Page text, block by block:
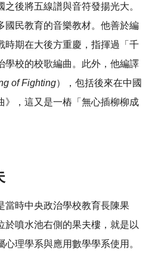
後將五線譜與音符發揚光大。
國民教育的音樂教材。他善於編
時期在大後方重慶，指揮過「千
學校的校歌編曲。此外，他編譯
of Fighting），包括後來在中國
》，這又是一樁「無心插柳柳成
當時中央政治學校教育長陳果
於噴水池右側的果夫樓，就是以
理學系與應用數學學系使用。